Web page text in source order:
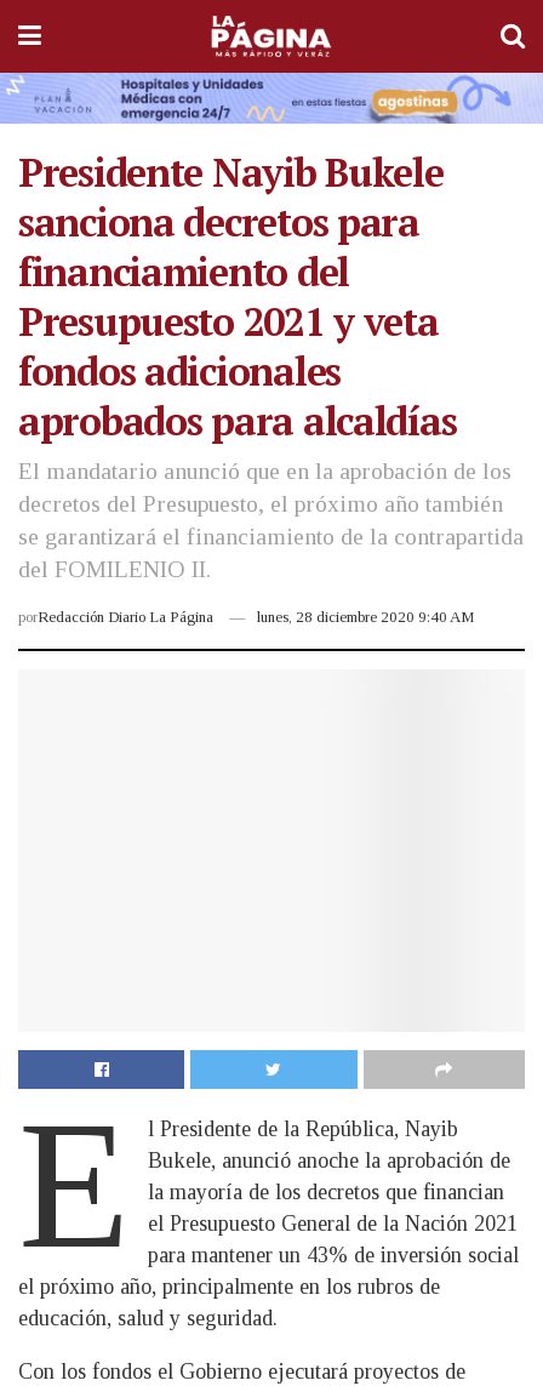
Presidente Nayib Bukele
sanciona decretos para
financiamiento del
Presupuesto 2021 y veta
fondos adicionales
aprobados para alcaldías
El mandatario anunció que en la aprobación de los
decretos del Presupuesto, el próximo año también
se garantizará el financiamiento de la contrapartida
del FOMILENIO II.
porRedacción Diario La Página lunes, 28 diciembre 2020 9:40 AM
E
l Presidente de la República, Nayib
Bukele, anunció anoche la aprobación de
la mayoría de los decretos que financian
el Presupuesto General de la Nación 2021
para mantener un 43% de inversión social
el próximo año, principalmente en los rubros de
educación, salud y seguridad.
Con los fondos el Gobierno ejecutará proyectos de